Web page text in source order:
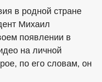
в родной стране
Михаил
появлении в
на личной
по его словам, он